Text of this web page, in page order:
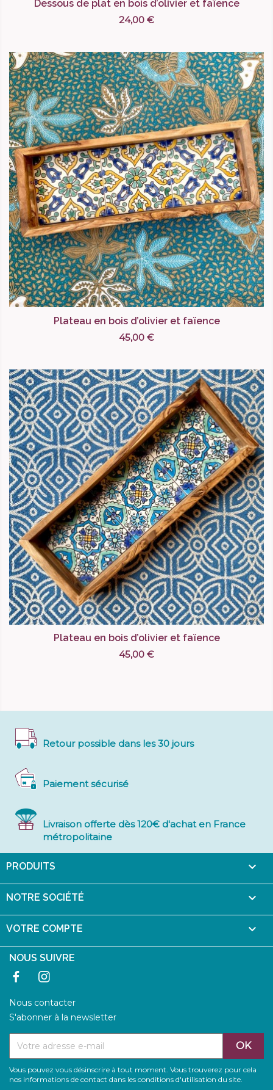
Dessous de plat en bois d’olivier et faïence
24,00 €
Plateau en bois d’olivier et faïence
45,00 €
Plateau en bois d’olivier et faïence
45,00 €
Retour possible dans les 30 jours
Paiement sécurisé
Livraison offerte dès 120€ d'achat en France
métropolitaine
PRODUITS 
NOTRE SOCIÉTÉ 
VOTRE COMPTE 
NOUS SUIVRE
Facebook
Nous contacter
S'abonner à la newsletter
Vous pouvez vous désinscrire à tout moment. Vous trouverez pour cela
nos informations de contact dans les conditions d'utilisation du site.